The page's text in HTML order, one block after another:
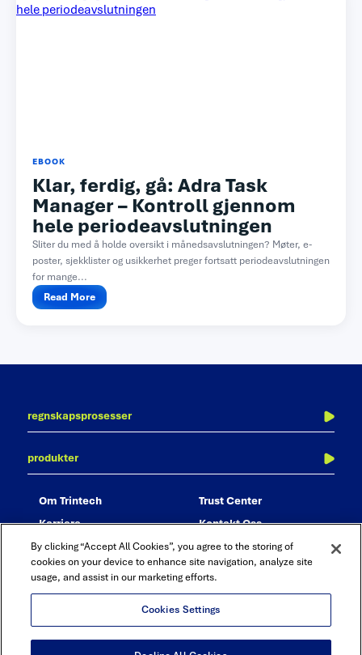
EBOOK
Klar, ferdig, gå: Adra Task
Manager – Kontroll gjennom
hele periodeavslutningen
Sliter du med å holde oversikt i månedsavslutningen? Møter, e-
poster, sjekklister og usikkerhet preger fortsatt periodeavslutningen
for mange...
Read More
Linkedin
TwitterYoutube
regnskapsprosesser
revisjon og compliance
bokføringsjournal – journal entry
produkter
adra analytics
adra suite
om trintech
karriere
partnere
trust center
kontakt oss
By clicking “Accept All Cookies”, you agree to the storing of
cookies on your device to enhance site navigation, analyze site
usage, and assist in our marketing efforts.
Cookies Settings